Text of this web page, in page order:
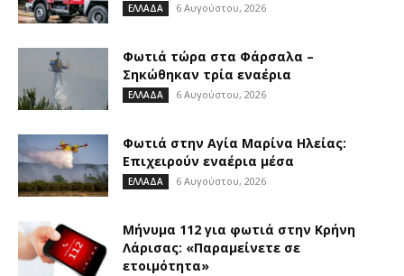
ΕΛΛΑΔΑ 6 Αυγούστου, 2026
Φωτιά τώρα στα Φάρσαλα –
Σηκώθηκαν τρία εναέρια
ΕΛΛΑΔΑ 6 Αυγούστου, 2026
Φωτιά στην Aγία Μαρίνα Ηλείας:
Επιχειρούν εναέρια μέσα
ΕΛΛΑΔΑ 6 Αυγούστου, 2026
Μήνυμα 112 για φωτιά στην Κρήνη
Λάρισας: «Παραμείνετε σε
ετοιμότητα»